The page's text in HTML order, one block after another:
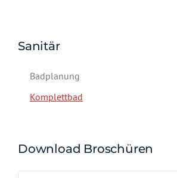
Sanitär
Badplanung
Komplettbad
Download Broschüren